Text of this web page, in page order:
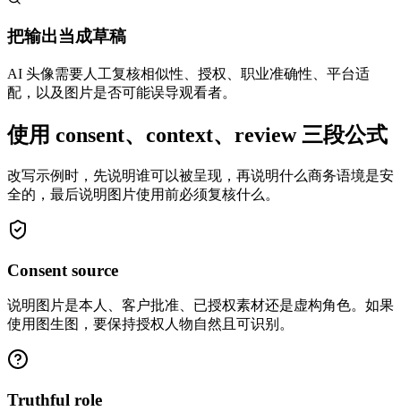
把输出当成草稿
AI 头像需要人工复核相似性、授权、职业准确性、平台适
配，以及图片是否可能误导观看者。
使用 consent、context、review 三段公式
改写示例时，先说明谁可以被呈现，再说明什么商务语境是安
全的，最后说明图片使用前必须复核什么。
Consent source
说明图片是本人、客户批准、已授权素材还是虚构角色。如果
使用图生图，要保持授权人物自然且可识别。
Truthful role